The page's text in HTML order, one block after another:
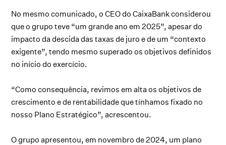
No mesmo comunicado, o CEO do CaixaBank considerou
que o grupo teve “um grande ano em 2025”, apesar do
impacto da descida das taxas de juro e de um “contexto
exigente”, tendo mesmo superado os objetivos definidos
no início do exercício.
“Como consequência, revimos em alta os objetivos de
crescimento e de rentabilidade que tínhamos fixado no
nosso Plano Estratégico”, acrescentou.
O grupo apresentou, em novembro de 2024, um plano